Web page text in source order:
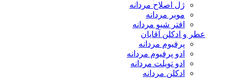
ژل اصلاح مردانه
موبر مردانه
افتر شیو مردانه
عطر و ادکلن آقایان
پرفیوم مردانه
ادو پرفیوم مردانه
ادو تویلت مردانه
ادکلن مردانه